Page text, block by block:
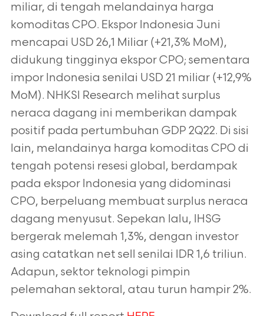
miliar, di tengah melandainya harga
komoditas CPO. Ekspor Indonesia Juni
mencapai USD 26,1 Miliar (+21,3% MoM),
didukung tingginya ekspor CPO; sementara
impor Indonesia senilai USD 21 miliar (+12,9%
MoM). NHKSI Research melihat surplus
neraca dagang ini memberikan dampak
positif pada pertumbuhan GDP 2Q22. Di sisi
lain, melandainya harga komoditas CPO di
tengah potensi resesi global, berdampak
pada ekspor Indonesia yang didominasi
CPO, berpeluang membuat surplus neraca
dagang menyusut. Sepekan lalu, IHSG
bergerak melemah 1,3%, dengan investor
asing catatkan net sell senilai IDR 1,6 triliun.
Adapun, sektor teknologi pimpin
pelemahan sektoral, atau turun hampir2%.